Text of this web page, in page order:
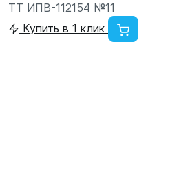
ТТ ИПВ-112154 №11
Купить в 1 клик